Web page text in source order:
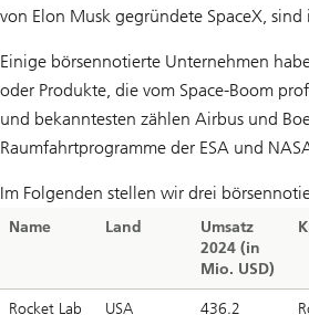
von Elon Musk gegründete SpaceX, sind
Einige börsennotierte Unternehmen
oder Produkte, die vom Space-Boom
und bekanntesten zählen Airbus und
Raumfahrtprogramme der ESA und
Im Folgenden stellen wir drei
Name Land
Umsatz
2024 (in
Mio. USD)
Rocket Lab USA 436.2